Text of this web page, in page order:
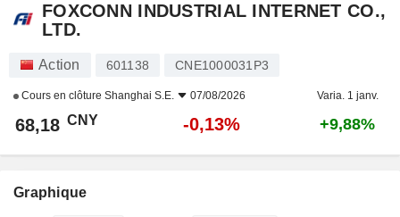
FOXCONN INDUSTRIAL INTERNET CO.,
LTD.
Action 601138 CNE1000031P3
Cours en clôture Shanghai S.E. 07/08/2026 Varia. 1 janv.
68,18 CNY -0,13% +9,88%
Graphique